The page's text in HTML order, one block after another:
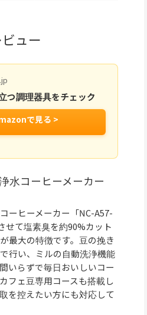
ュー
つ調理器具をチェック
で見る >
水コーヒーメーカー
ーヒーメーカー「NC-A57-
せて塩素臭を約90%カット
最大の特徴です。豆の挽き
行い、ミルの自動洗浄機能
いらずで毎日おいしいコー
フェ豆専用コースも搭載し
を控えたい方にも対応して